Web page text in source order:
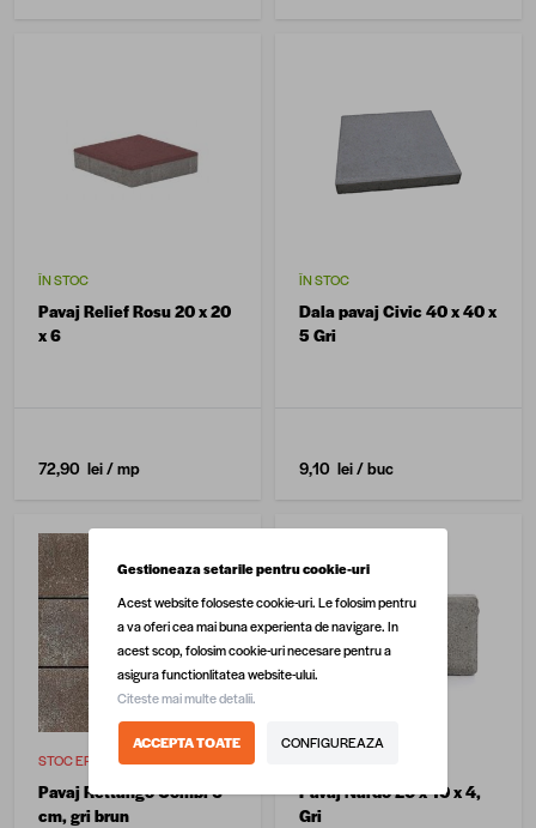
ÎN STOC
Pavaj Relief Rosu 20 x 20
x 6
72,90 lei/ mp
ÎN STOC
Dala pavaj Civic 40 x 40 x
5 Gri
9,10 lei/ buc
STOC EPUIZAT
Pavaj Rettango Combi 6
cm, gri brun
Pavaj Nardo 20 x 10 x 4,
Gri
Gestioneaza setarile pentru cookie-uri
Acest website foloseste cookie-uri. Le folosim pentru
a va oferi cea mai buna experienta de navigare. In
acest scop, folosim cookie-uri necesare pentru a
asigura functionlitatea website-ului.
Citeste mai multe detalii.
ACCEPTA TOATE CONFIGUREAZA